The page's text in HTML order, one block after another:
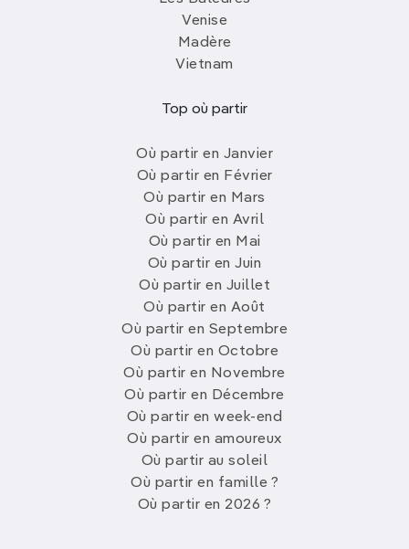
Venise
Madère
Vietnam
Top où partir
Où partir en Janvier
Où partir en Février
Où partir en Mars
Où partir en Avril
Où partir en Mai
Où partir en Juin
Où partir en Juillet
Où partir en Août
Où partir en Septembre
Où partir en Octobre
Où partir en Novembre
Où partir en Décembre
Où partir en week-end
Où partir en amoureux
Où partir au soleil
Où partir en famille ?
Où partir en 2026 ?